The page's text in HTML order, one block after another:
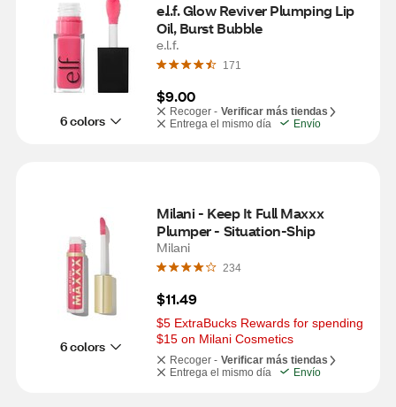
6 colors
e.l.f. Glow Reviver Plumping Lip
Oil, Burst Bubble
e.l.f.
171
$9.00
Recoger - Verificar más tiendas
Entrega el mismo día
Envío
6 colors
Milani - Keep It Full Maxxx
Plumper - Situation-Ship
Milani
234
$11.49
$5 ExtraBucks Rewards for spending
$15 on Milani Cosmetics
Recoger - Verificar más tiendas
Entrega el mismo día
Envío